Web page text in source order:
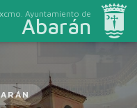
Ayuntamiento de
Abarán